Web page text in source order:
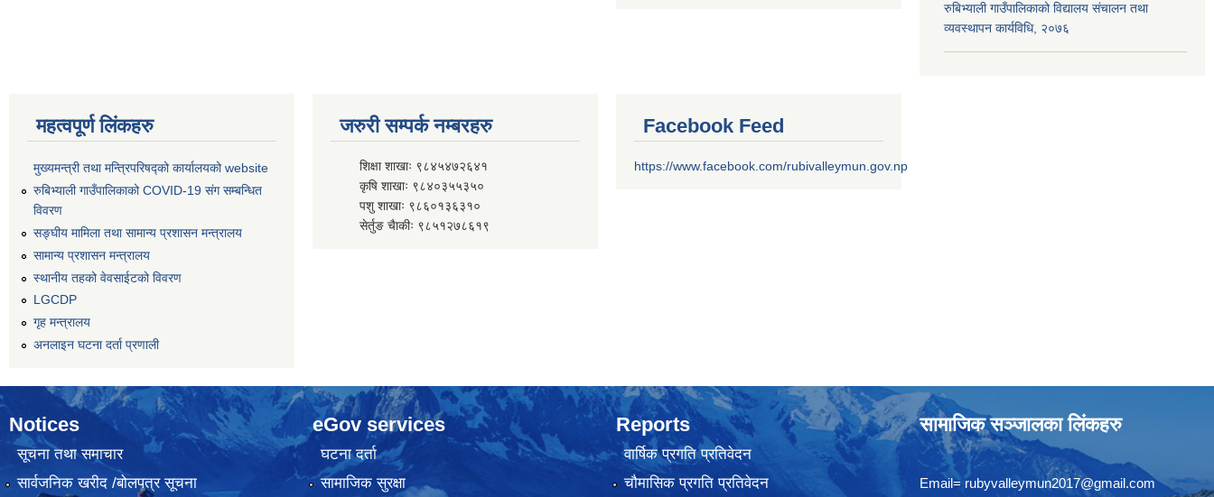
रुबिभ्याली गाउँपालिकाको विद्यालय संचालन तथा
व्यवस्थापन कार्यविधि, २०७६
महत्वपूर्ण लिंकहरु
मुख्यमन्त्री तथा मन्त्रिपरिषद्को कार्यालयको website
रुबिभ्याली गाउँपालिकाको COVID-19 संग सम्बन्धित
विवरण
सङ्‍घीय मामिला तथा सामान्य प्रशासन मन्त्रालय
सामान्य प्रशासन मन्त्रालय
स्थानीय तहको वेवसाईटको विवरण
LGCDP
गृह मन्त्रालय
अनलाइन घटना दर्ता प्रणाली
जरुरी सम्पर्क नम्बरहरु
शिक्षा शाखाः ९८४५४७२६४१
कृषि शाखाः ९८४०३५५३५०
पशु शाखाः ९८६०१३६३१०
सेर्तुङ चैाकीः ९८५१२७८६१९
Facebook Feed
https://www.facebook.com/rubivalleymun.gov.np
Notices
सूचना तथा समाचार
सार्वजनिक खरीद /बोलपत्र सूचना
eGov services
घटना दर्ता
सामाजिक सुरक्षा
Reports
वार्षिक प्रगति प्रतिवेदन
चौमासिक प्रगति प्रतिवेदन
सामाजिक सञ्जालका लिंकहरु
Email= rubyvalleymun2017@gmail.com